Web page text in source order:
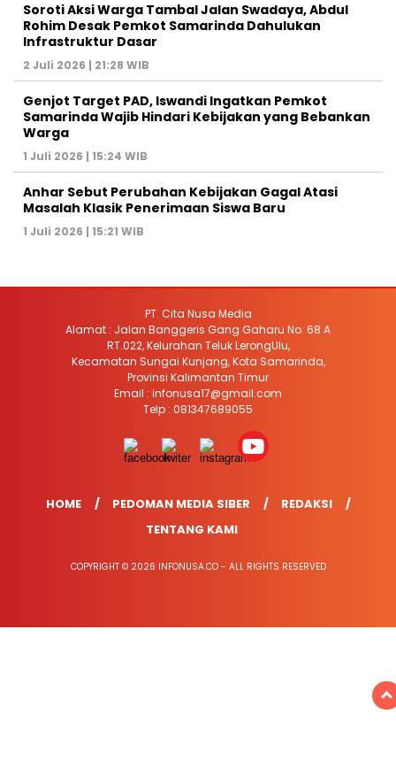
Soroti Aksi Warga Tambal Jalan Swadaya, Abdul
Rohim Desak Pemkot Samarinda Dahulukan
Infrastruktur Dasar
2 Juli 2026 | 21:28 WIB
Genjot Target PAD, Iswandi Ingatkan Pemkot
Samarinda Wajib Hindari Kebijakan yang Bebankan
Warga
1 Juli 2026 | 15:24 WIB
Anhar Sebut Perubahan Kebijakan Gagal Atasi
Masalah Klasik Penerimaan Siswa Baru
1 Juli 2026 | 15:21 WIB
PT. Cita Nusa Media
Alamat : Jalan Banggeris Gang Gaharu No. 68 A
RT.022, Kelurahan Teluk LerongUlu,
Kecamatan Sungai Kunjang, Kota Samarinda,
Provinsi Kalimantan Timur
Email : infonusa17@gmail.com
Telp : 081347689055
HOME PEDOMAN MEDIA SIBER
REDAKSI
TENTANG KAMI
COPYRIGHT © 2026 INFONUSA.CO - ALL RIGHTS RESERVED